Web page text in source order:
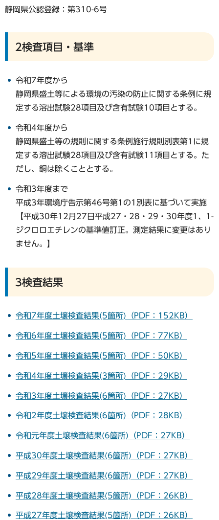
静岡県公認登録：第310-6号
2検査項目・基準
令和7年度から
静岡県盛土等による環境の汚染の防止に関する条例に規
定する溶出試験28項目及び含有試験10項目とする。
令和4年度から
静岡県盛土等の規則に関する条例施行規則別表第1に規
定する溶出試験28項目及び含有試験11項目とする。た
だし、銅は除くこととする。
令和3年度まで
平成3年環境庁告示第46号第1の1別表に基づいて実施
【平成30年12月27日平成27・28・29・30年度1、1-
ジクロロエチレンの基準値訂正。測定結果に変更はあり
ません。】
3検査結果
令和7年度土壌検査結果(5箇所)（PDF：152KB）
令和6年度土壌検査結果(5箇所)（PDF：77KB）
令和5年度土壌検査結果(5箇所)（PDF：50KB）
令和4年度土壌検査結果(3箇所)（PDF：29KB）
令和3年度土壌検査結果(6箇所)（PDF：27KB）
令和2年度土壌検査結果(6箇所)（PDF：28KB）
令和元年度土壌検査結果(6箇所)（PDF：27KB）
平成30年度土壌検査結果(6箇所)（PDF：27KB）
平成29年度土壌検査結果(6箇所)（PDF：27KB）
平成28年度土壌検査結果(5箇所)（PDF：26KB）
平成27年度土壌検査結果(5箇所)（PDF：26KB）